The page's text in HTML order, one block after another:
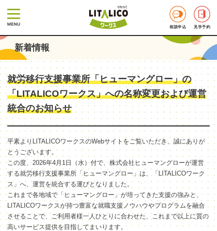
相談申込 見学予約
新着情報
就労移行支援事業所「ヒューマングロー」の
「LITALICOワークス」への名称変更および運営
統合のお知らせ
平素よりLITALICOワークスのWebサイトをご覧いただき、誠にありが
とうございます。
この度、2026年4月1日（水）付で、株式会社ヒューマングローが運営
する就労移行支援事業所「ヒューマングロー」は、「LITALICOワーク
ス」へ、運営を統合する運びとなりました。
これまで各地域で「ヒューマングロー」が培ってきた支援の強みと、
LITALICOワークスが持つ豊富な就職支援ノウハウやプログラムを融合
させることで、ご利用者様一人ひとりに合わせた、これまで以上に質の
高いサービス提供を目指してまいります。